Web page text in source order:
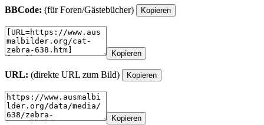
BBCode: (für Foren/Gästebücher) Kopieren
Kopieren
URL: (direkte URL zum Bild) Kopieren
Kopieren